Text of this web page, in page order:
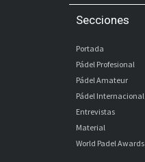
Secciones
Portada
Pádel Profesional
Pádel Amateur
Pádel Internacional
Entrevistas
Material
World Padel Awards